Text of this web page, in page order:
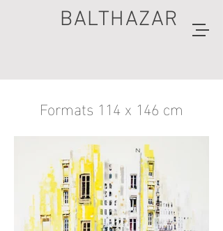
BALTHAZAR
artiste
peintre
Formats 114 x 146 cm